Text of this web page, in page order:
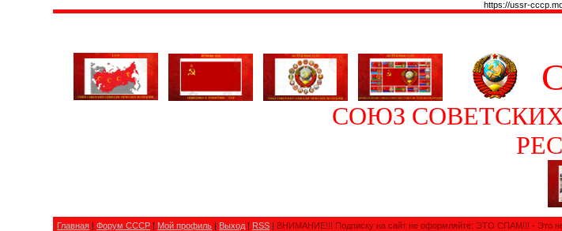
https://ussr-
СОЮЗ
Главная |Форум СССР | Мой профиль | Выход | RSS | ВНИМАНИЕ!!! Подписку на сайт не оформляйте: ЭТО СПАМ!!! - Это